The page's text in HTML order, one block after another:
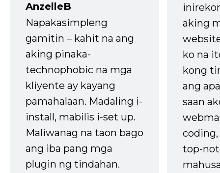
AnzelleB
Napakasimpleng
gamitin – kahit na ang
aking pinaka-
technophobic na mga
kliyente ay kayang
pamahalaan. Madaling i-
install, mabilis i-set up.
Maliwanag na taon bago
ang iba pang mga
plugin ng tindahan.
aking
ko na
kong
ang
saan
top-